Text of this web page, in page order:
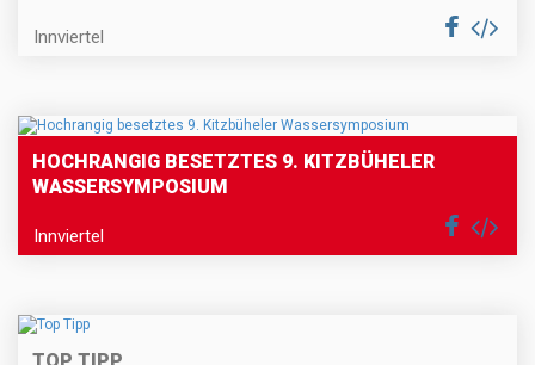
Innviertel
HOCHRANGIG BESETZTES 9. KITZBÜHELER
WASSERSYMPOSIUM
Innviertel